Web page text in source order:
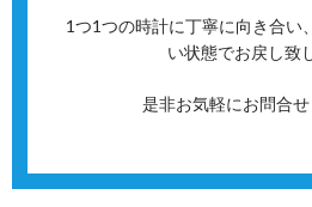
1つ1つの時計に丁寧に向き合い
い状態でお戻し致
是非お気軽にお問合せ